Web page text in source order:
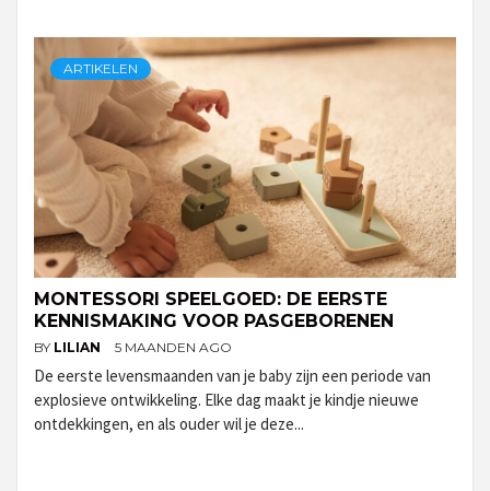
ARTIKELEN
MONTESSORI SPEELGOED: DE EERSTE
KENNISMAKING VOOR PASGEBORENEN
BY LILIAN 5 MAANDEN AGO
De eerste levensmaanden van je baby zijn een periode van
explosieve ontwikkeling. Elke dag maakt je kindje nieuwe
ontdekkingen, en als ouder wil je deze...